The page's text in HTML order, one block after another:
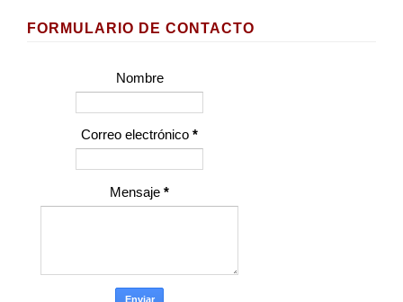
FORMULARIO DE CONTACTO
Nombre
Correo electrónico *
Mensaje *